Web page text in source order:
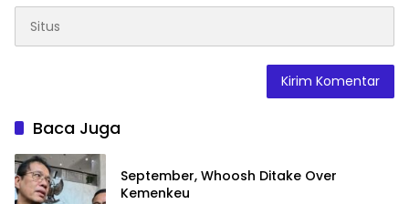
Baca Juga
September, Whoosh Ditake Over
Kemenkeu